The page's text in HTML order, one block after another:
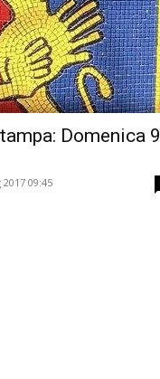
Domenica 9
2017 09:45